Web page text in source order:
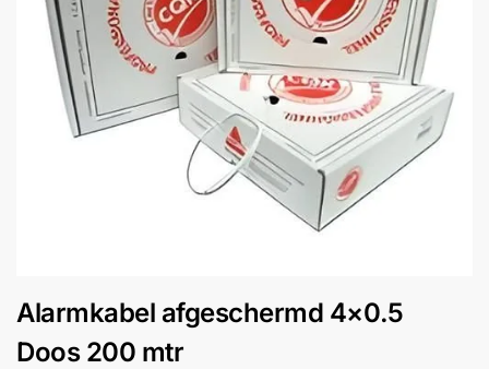
Alarm
samenstellen
Alarm
met
&
Intercom
Alarmkabel afgeschermd 4×0.5
Doos 200 mtr